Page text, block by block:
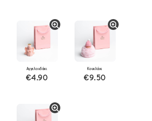
Αγγελουδάκι
€4.90
Κουκλάκι
€9.50